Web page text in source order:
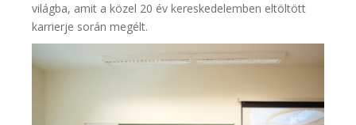
világba, amit a közel 20 év kereskedelemben eltöltött
karrierje során megélt.